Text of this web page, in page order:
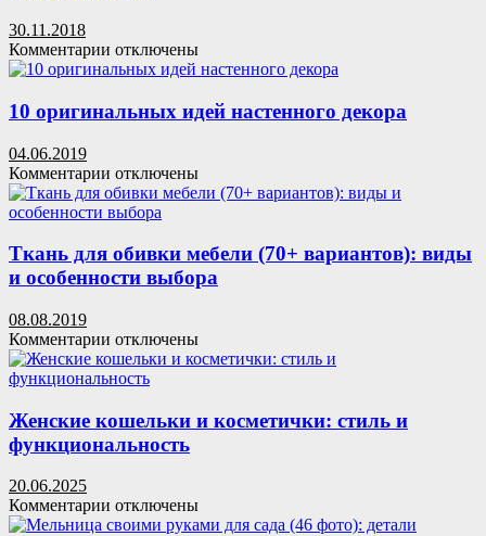
которых
невозможно
глаз!
30.11.2018
Комментарии к
записи
бутылку
шампанского
год:
эффектный
аксессуар
идеальный
подарок
отключены
10 оригинальных идей настенного декора
04.06.2019
Комментарии к
записи
10
идей
настенного
декора
отключены
Ткань для обивки мебели (70+ вариантов): виды
и особенности выбора
08.08.2019
Комментарии к
записи
Ткань
обивки
мебели
(70+
и
отключены
Женские кошельки и косметички: стиль и
функциональность
20.06.2025
Комментарии к
записи
отключены